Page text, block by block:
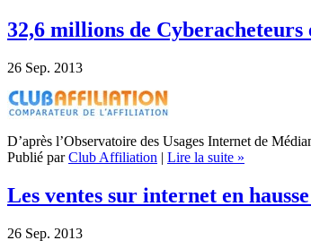
32,6 millions de
26 Sep. 2013
D’après l’Observatoire des Usages Internet de
Publié parClub Affiliation | Lire la suite »
Les ventes sur internet en
26 Sep. 2013